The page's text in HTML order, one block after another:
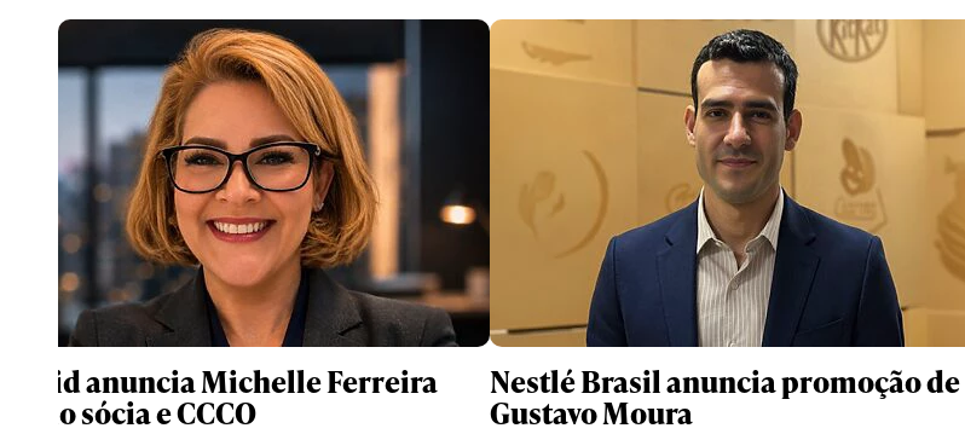
Druid anuncia Michelle Ferreira
como sócia e CCCO
Nestlé Brasil anuncia promoção de
Gustavo Moura